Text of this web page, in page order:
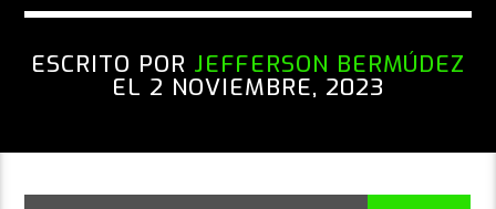
ESCRITO POR JEFFERSON BERMÚDEZ
EL 2 NOVIEMBRE, 2023